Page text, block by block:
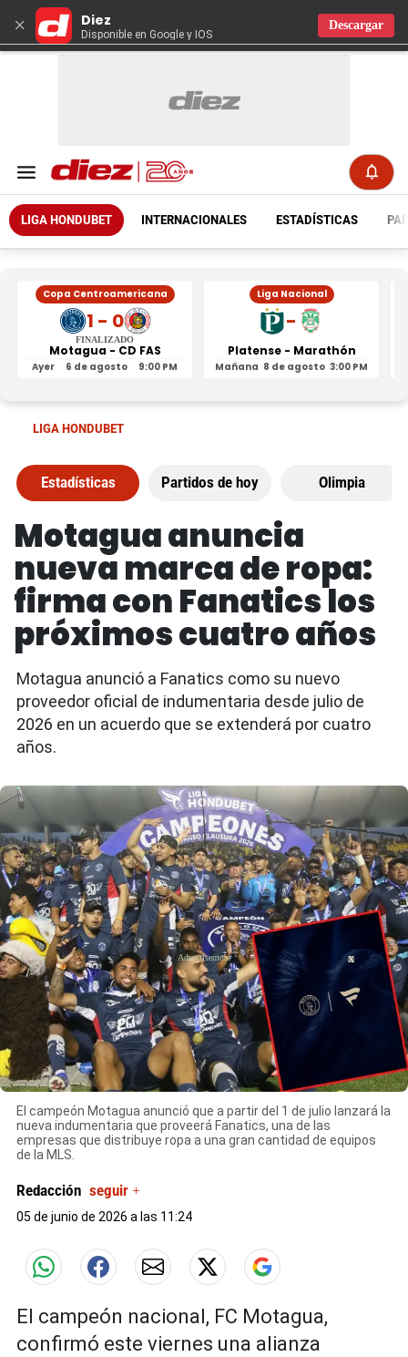
× Diez
Disponible en Google y IOS
Descargar
LIGA HONDUBET INTERNACIONALES ESTADÍSTICAS
Copa Centroamericana
1 - 0
FINALIZADO
Motagua - CD FAS
Ayer 6 de agosto 9:00 PM
Liga Nacional
-
Platense - Marathón
Mañana 8 de agosto 3:00 PM
LIGA HONDUBET
Estadísticas Partidos de hoy Olimpia
Motagua anuncia
nueva marca de ropa:
firma con Fanatics los
próximos cuatro años
Motagua anunció a Fanatics como su nuevo
proveedor oficial de indumentaria desde julio de
2026 en un acuerdo que se extenderá por cuatro
años.
El campeón Motagua anunció que a partir del 1 de julio lanzará la
nueva indumentaria que proveerá Fanatics, una de las
empresas que distribuye ropa a una gran cantidad de equipos
de la MLS.
X
Redacción seguir +
05 de junio de 2026 a las 11:24
El campeón nacional, FC Motagua,
confirmó este viernes una alianza